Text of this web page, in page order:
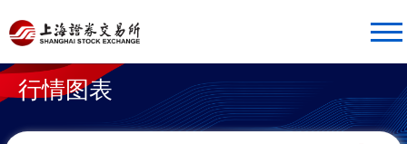
行情图表